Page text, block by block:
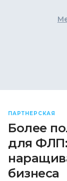
ПАРТНЕРСКАЯ
Более
для ФЛП:
бизнеса